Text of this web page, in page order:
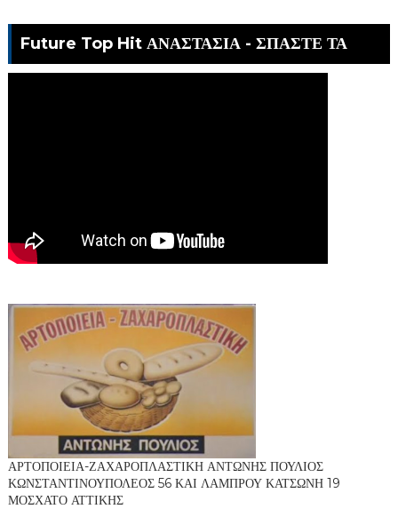
Future Top Hit ΑΝΑΣΤΑΣΙΑ - ΣΠΑΣΤΕ ΤΑ
ΑΡΤΟΠΟΙΕΙΑ-ΖΑΧΑΡΟΠΛΑΣΤΙΚΗ ΑΝΤΩΝΗΣ ΠΟΥΛΙΟΣ
ΚΩΝΣΤΑΝΤΙΝΟΥΠΟΛΕΟΣ 56 ΚΑΙ ΛΑΜΠΡΟΥ ΚΑΤΣΩΝΗ 19
ΜΟΣΧΑΤΟ ΑΤΤΙΚΗΣ